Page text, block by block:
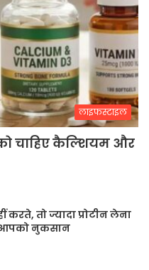
लाइफस्टाइल
चाहिए कैल्शियम और
तो ज्यादा प्रोटीन लेना
आपको नुकसान